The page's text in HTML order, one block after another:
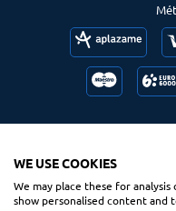
Follow us
WE USE COOKIES
We may place these for
show personalised content and